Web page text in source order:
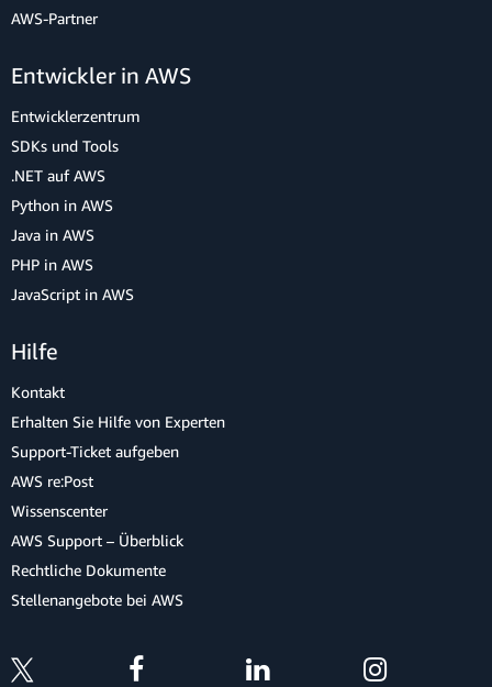
AWS-Partner
Entwickler in AWS
Entwicklerzentrum
SDKs und Tools
.NET auf AWS
Python in AWS
Java in AWS
PHP in AWS
JavaScript in AWS
Hilfe
Kontakt
Erhalten Sie Hilfe von Experten
Support-Ticket aufgeben
AWS re:Post
Wissenscenter
AWS Support – Überblick
Rechtliche Dokumente
Stellenangebote bei AWS